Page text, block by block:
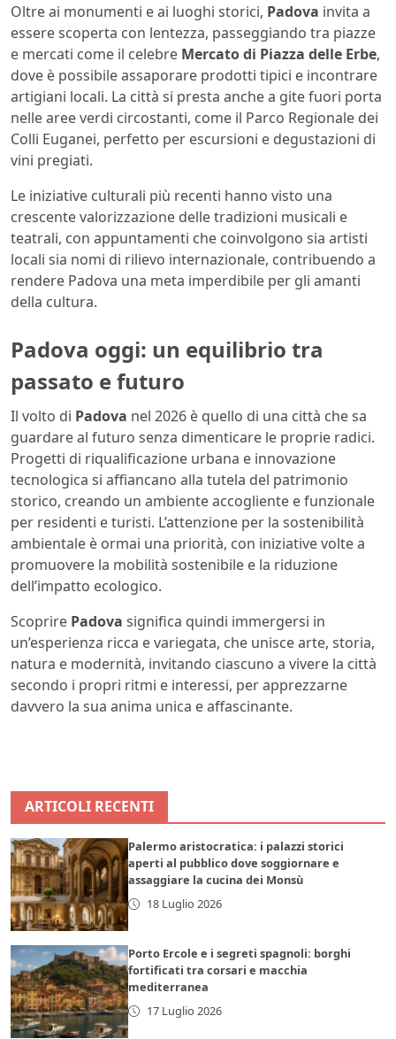
Oltre ai monumenti e ai luoghi storici, Padova invita a
essere scoperta con lentezza, passeggiando tra piazze
e mercati come il celebre Mercato di Piazza delle Erbe,
dove è possibile assaporare prodotti tipici e incontrare
artigiani locali. La città si presta anche a gite fuori porta
nelle aree verdi circostanti, come il Parco Regionale dei
Colli Euganei, perfetto per escursioni e degustazioni di
vini pregiati.
Le iniziative culturali più recenti hanno visto una
crescente valorizzazione delle tradizioni musicali e
teatrali, con appuntamenti che coinvolgono sia artisti
locali sia nomi di rilievo internazionale, contribuendo a
rendere Padova una meta imperdibile per gli amanti
della cultura.
Padova oggi: un equilibrio tra
passato e futuro
Il volto di Padova nel 2026 è quello di una città che sa
guardare al futuro senza dimenticare le proprie radici.
Progetti di riqualificazione urbana e innovazione
tecnologica si affiancano alla tutela del patrimonio
storico, creando un ambiente accogliente e funzionale
per residenti e turisti. L’attenzione per la sostenibilità
ambientale è ormai una priorità, con iniziative volte a
promuovere la mobilità sostenibile e la riduzione
dell’impatto ecologico.
Scoprire Padova significa quindi immergersi in
un’esperienza ricca e variegata, che unisce arte, storia,
natura e modernità, invitando ciascuno a vivere la città
secondo i propri ritmi e interessi, per apprezzarne
davvero la sua anima unica e affascinante.
ARTICOLI RECENTI
Palermo aristocratica: i palazzi storici
aperti al pubblico dove soggiornare e
assaggiare la cucina dei Monsù
18 Luglio 2026
Porto Ercole e i segreti spagnoli: borghi
fortificati tra corsari e macchia
mediterranea
17 Luglio 2026